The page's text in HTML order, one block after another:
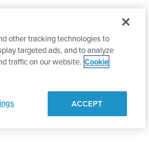
other tracking technologies to
targeted ads, and to analyze
traffic on our website. Cookie
ACCEPT